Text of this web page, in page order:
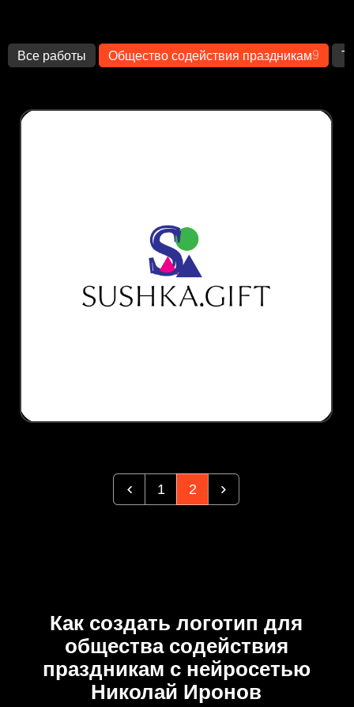
Все работы Общество содействия праздникам9
1 2
Как создать логотип для
общества содействия
праздникам с нейросетью
Николай Иронов